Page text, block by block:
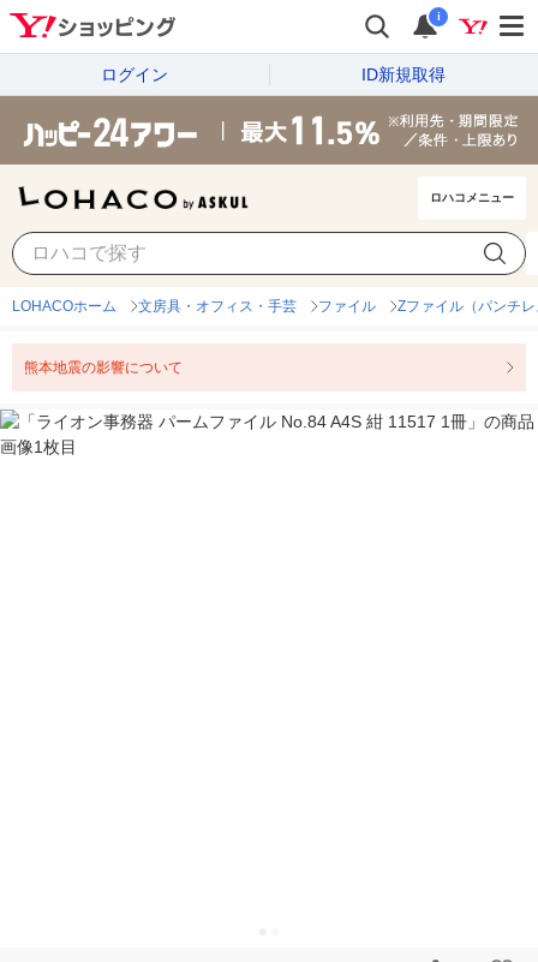
i
ログイン ID新規取得
ロハコメニュー
LOHACOホーム 文房具・オフィス・手芸 ファイル Zファイル（パンチ
熊本地震の影響について